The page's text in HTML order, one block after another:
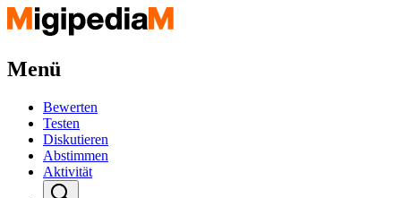
Menü
Bewerten
Testen
Diskutieren
Abstimmen
Aktivität